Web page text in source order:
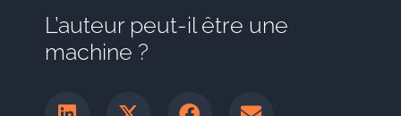
L’auteur peut-il être une
machine ?